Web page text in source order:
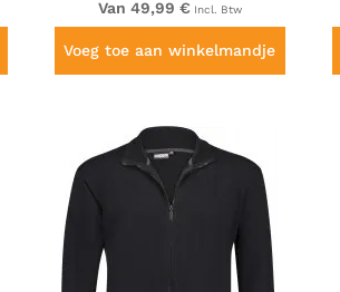
Van 49,99 € Incl. Btw
Voeg toe aan winkelmandje